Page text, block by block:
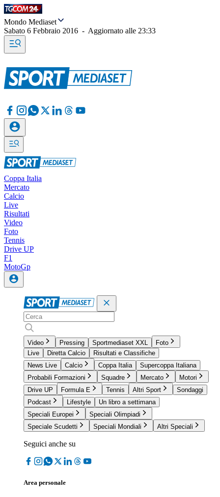
Mondo Mediaset
Sabato 6 Febbraio 2016 - Aggiornato alle 23:33
Coppa Italia
Mercato
Calcio
Live
Risultati
Video
Foto
Tennis
Drive UP
F1
MotoGp
Video Pressing Sportmediaset XXL
Foto
Live
Diretta Calcio
Risultati e Classifiche
News Live
Calcio Coppa Italia
Supercoppa Italiana
Probabili Formazioni
Squadre Mercato
Motori
Drive UP
Formula E Tennis Altri Sport
Sondaggi
Podcast
Lifestyle
Un libro a settimana
Speciali Europei
Speciali Olimpiadi
Speciale Scudetti
Speciali Mondiali Altri Speciali
Seguici anche su
Area personale